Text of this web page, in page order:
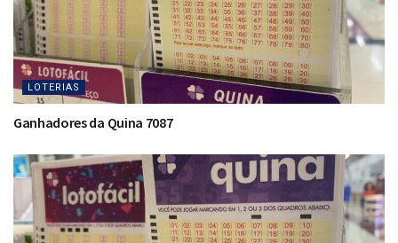
LOTERIAS
Ganhadores da Quina 7087